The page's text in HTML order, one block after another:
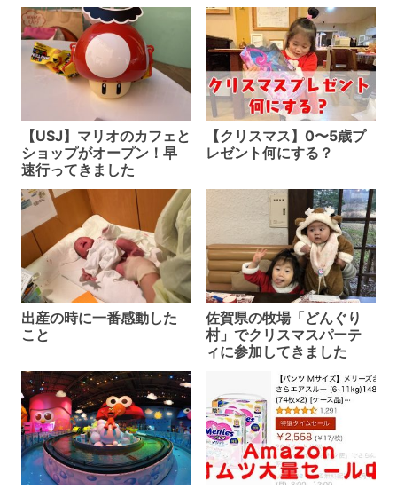
【USJ】マリオのカフェと
ショップがオープン！早
速行ってきました
【クリスマス】0〜5歳プ
レゼント何にする？
出産の時に一番感動した
こと
佐賀県の牧場「どんぐり
村」でクリスマスパーテ
ィに参加してきました